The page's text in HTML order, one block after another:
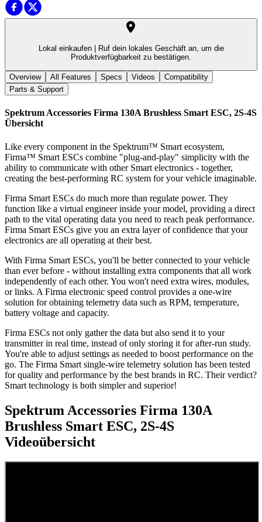
Lokal einkaufen |
Ruf dein lokales Geschäft an, um die
Produktverfügbarkeit zu bestätigen.
Overview All Features Specs Videos
Compatibility
Parts & Support
Spektrum Accessories Firma 130A Brushless Smart ESC, 2S-4S
Übersicht
Like every component in the Spektrum™ Smart ecosystem,
Firma™ Smart ESCs combine "plug-and-play" simplicity with the
ability to communicate with other Smart electronics - together,
creating the best-performing RC system for your vehicle imaginable.
Firma Smart ESCs do much more than regulate power. They
function like a virtual engineer inside your model, providing a direct
path to the vital operating data you need to reach peak performance.
Firma Smart ESCs give you an extra layer of confidence that your
electronics are all operating at their best.
With Firma Smart ESCs, you'll be better connected to your vehicle
than ever before - without installing extra components that all work
independently of each other. You won't need extra wires, modules,
or links. A Firma electronic speed control provides a one-wire
solution for obtaining telemetry data such as RPM, temperature,
battery voltage and capacity.
Firma ESCs not only gather the data but also send it to your
transmitter in real time, instead of only storing it for after-run study.
You're able to adjust settings as needed to boost performance on the
go. The Firma Smart single-wire telemetry solution has been tested
for quality and performance by the best brands in RC. Their verdict?
Smart technology is both simpler and superior!
Spektrum Accessories Firma 130A
Brushless Smart ESC, 2S-4S
Videoübersicht